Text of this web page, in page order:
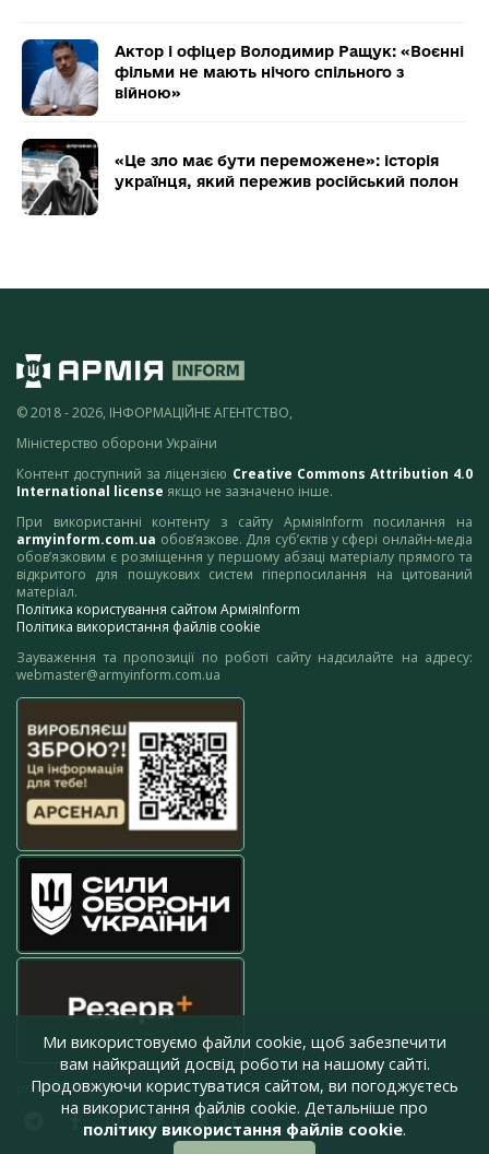
Актор і офіцер Володимир Ращук: «Воєнні
фільми не мають нічого спільного з
війною»
«Це зло має бути переможене»: історія
українця, який пережив російський полон
© 2018 - 2026, ІНФОРМАЦІЙНЕ АГЕНТСТВО,
Міністерство оборони України
Контент доступний за ліцензією Creative Commons Attribution 4.0
International license якщо не зазначено інше.
При використанні контенту з сайту АрміяInform посилання на
armyinform.com.ua обов’язкове. Для суб’єктів у сфері онлайн-медіа
обов’язковим є розміщення у першому абзаці матеріалу прямого та
відкритого для пошукових систем гіперпосилання на цитований
матеріал.
Політика користування сайтом АрміяInform
Політика використання файлів cookie
Зауваження та пропозиції по роботі сайту надсилайте на адресу:
webmaster@armyinform.com.ua
press@armyinform.com.ua
Ми використовуємо файли cookie, щоб забезпечити
вам найкращий досвід роботи на нашому сайті.
Продовжуючи користуватися сайтом, ви погоджуєтесь
на використання файлів cookie. Детальніше про
політику використання файлів cookie.